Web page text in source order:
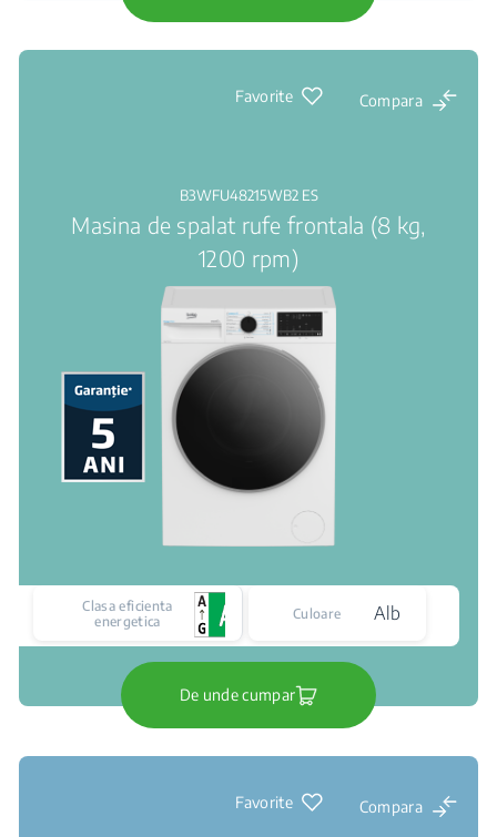
Favorite Compara
B3WFU48215WB2 ES
Masina de spalat rufe frontala (8 kg,
1200 rpm)
Clasa eficienta
energetica
Culoare Alb
De unde cumpar
Favorite Compara